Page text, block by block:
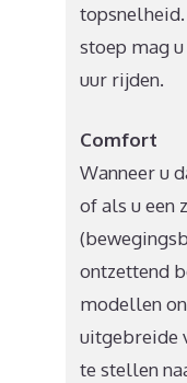
stoep mag
uur rijden.
Comfort
Wanneer u
of als u een
ontzettend
modellen
uitgebreide
te stellen